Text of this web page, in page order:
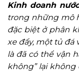
Kinh doanh
trong những mô
đặc biệt ở phân
xe đẩy, một tủ đá
là đã có thể vận
không” lại